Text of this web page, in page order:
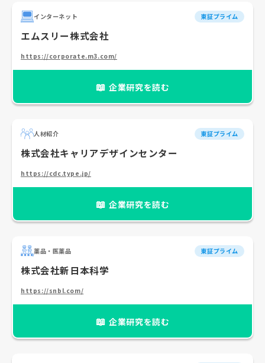
インターネット 東証プライム
エムスリー株式会社
https://corporate.m3.com/
📖 企業研究を読む
人材紹介 東証プライム
株式会社キャリアデザインセンター
https://cdc.type.jp/
📖 企業研究を読む
薬品・医薬品 東証プライム
株式会社新日本科学
https://snbl.com/
📖 企業研究を読む